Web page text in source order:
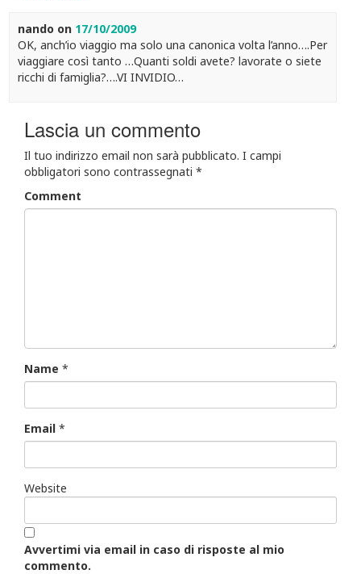
nando on 17/10/2009
OK, anch’io viaggio ma solo una canonica volta l’anno….Per
viaggiare così tanto …Quanti soldi avete? lavorate o siete
ricchi di famiglia?….VI INVIDIO…
Lascia un commento
Il tuo indirizzo email non sarà pubblicato. I campi
obbligatori sono contrassegnati *
Comment
Name *
Email *
Website
Avvertimi via email in caso di risposte al mio
commento.